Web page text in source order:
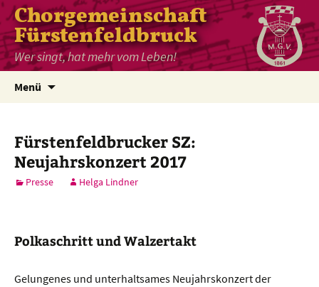
Chorgemeinschaft
Fürstenfeldbruck
Wer singt, hat mehr vom Leben!
Menü
Fürstenfeldbrucker SZ:
Neujahrskonzert 2017
Presse Helga Lindner
Polkaschritt und Walzertakt
Gelungenes und unterhaltsames Neujahrskonzert der